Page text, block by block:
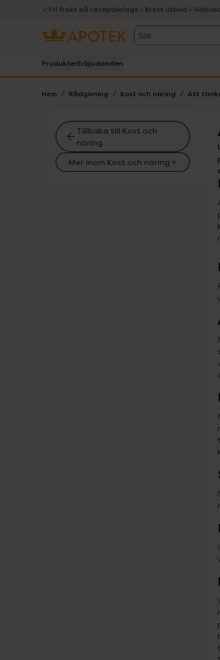
Fri frakt på receptbelagt Brett utbud
Sök
ProdukterErbjudanden
Hem Rådgivning Kost och näring Att
Tillbaka till Kost och
näring
Mer inom Kost och näring